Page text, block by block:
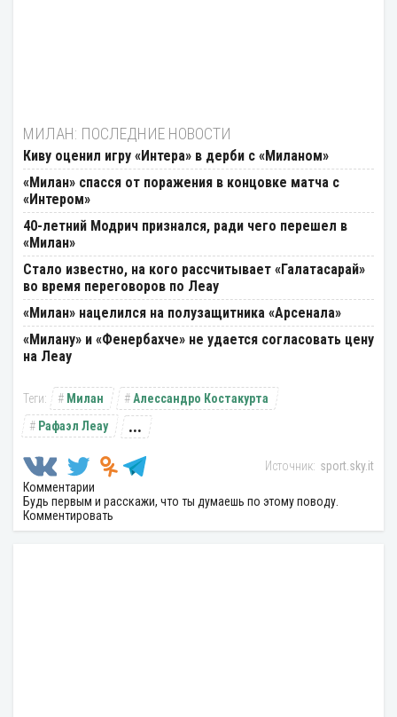
МИЛАН: ПОСЛЕДНИЕ НОВОСТИ
Киву оценил игру «Интера» в дерби с «Миланом»
«Милан» спасся от поражения в концовке матча с
«Интером»
40-летний Модрич признался, ради чего перешел в
«Милан»
Стало известно, на кого рассчитывает «Галатасарай»
во время переговоров по Леау
«Милан» нацелился на полузащитника «Арсенала»
«Милану» и «Фенербахче» не удается согласовать цену
на Леау
Милан
Алессандро Костакурта
Рафаэл Леау
...
sport.sky.it
Комментарии
Будь первым и расскажи, что ты думаешь по этому поводу.
Комментировать